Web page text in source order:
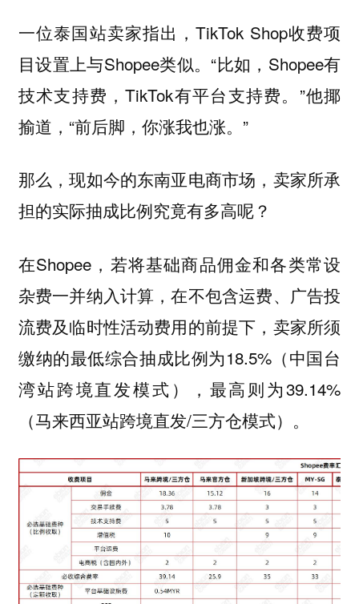
一位泰国站卖家指出，TikTok Shop收费项
目设置上与Shopee类似。“比如，Shopee有
技术支持费，TikTok有平台支持费。”他揶
揄道，“前后脚，你涨我也涨。”
那么，现如今的东南亚电商市场，卖家所承
担的实际抽成比例究竟有多高呢？
在Shopee，若将基础商品佣金和各类常设
杂费一并纳入计算，在不包含运费、广告投
流费及临时性活动费用的前提下，卖家所须
缴纳的最低综合抽成比例为18.5%（中国台
湾站跨境直发模式），最高则为39.14%
（马来西亚站跨境直发/三方仓模式）。